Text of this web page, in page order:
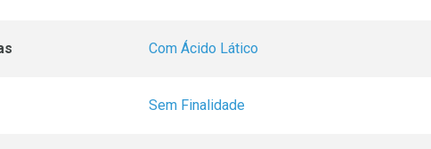
Com Ácido Lático
Sem Finalidade